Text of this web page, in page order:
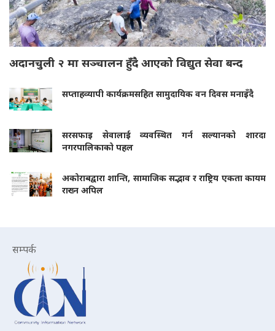
अदानचुली २ मा सञ्चालन हुँदै आएको विद्युत सेवा बन्द
सप्ताहव्यापी कार्यक्रमसहित सामुदायिक वन दिवस मनाइँदै
सरसफाइ सेवालाई व्यवस्थित गर्न सल्यानको शारदा
नगरपालिकाको पहल
अकोराबद्वारा शान्ति, सामाजिक सद्भाव र राष्ट्रिय एकता कायम
राख्न अपिल
सम्पर्क